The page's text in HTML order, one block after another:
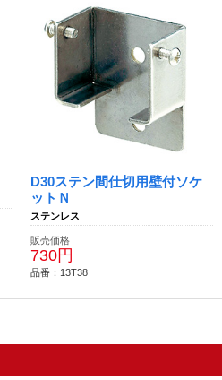
D30ステン間仕切用壁付ソケ
ットＮ
ステンレス
販売価格
730円
品番：13T38